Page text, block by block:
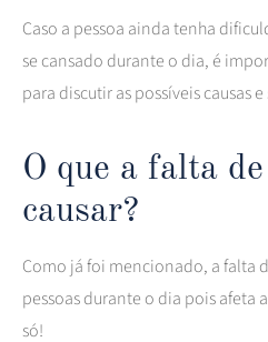
Caso a pessoa ainda tenha
se cansado durante o dia, é
para discutir as possíveis causas
O que a falta
causar?
Como já foi mencionado, a falta
pessoas durante o dia pois afeta
só!